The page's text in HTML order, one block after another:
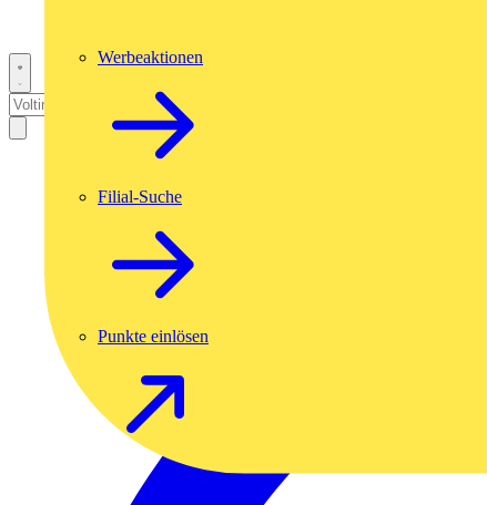
Werbeaktionen
Filial-Suche
Punkte einlösen